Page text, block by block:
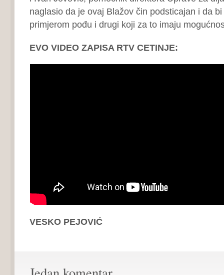
naglasio da je ovaj Blažov čin podsticajan i da
primjerom pođu i drugi koji za to imaju
EVO VIDEO ZAPISA RTV CETINJE:
VESKO PEJOVIĆ